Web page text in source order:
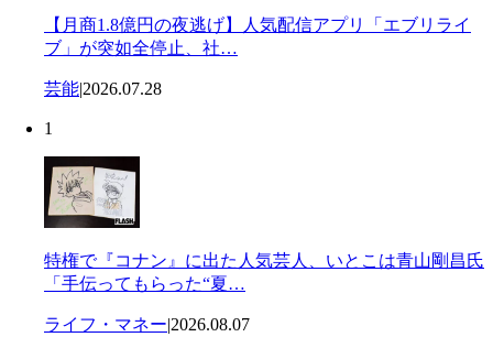
【月商1.8億円の夜逃げ】人気配信アプリ「エブリライ
ブ」が突如全停止、社…
芸能|2026.07.28
1
特権で『コナン』に出た人気芸人、いとこは青山剛昌氏
「手伝ってもらった“夏…
ライフ・マネー|2026.08.07